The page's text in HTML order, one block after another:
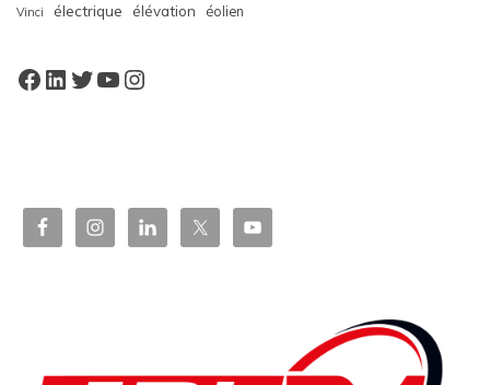
Vinci électrique élévation éolien
Facebook
LinkedIn
Twitter
YouTube
Instagram